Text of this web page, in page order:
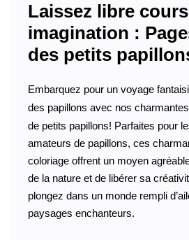
Laissez libre
imagination :
des petits
Embarquez pour un voyage
des papillons avec nos charmantes
de petits papillons! Parfaites pour
amateurs de papillons, ces
coloriage offrent un moyen
de la nature et de libérer sa
plongez dans un monde rempli
paysages enchanteurs.